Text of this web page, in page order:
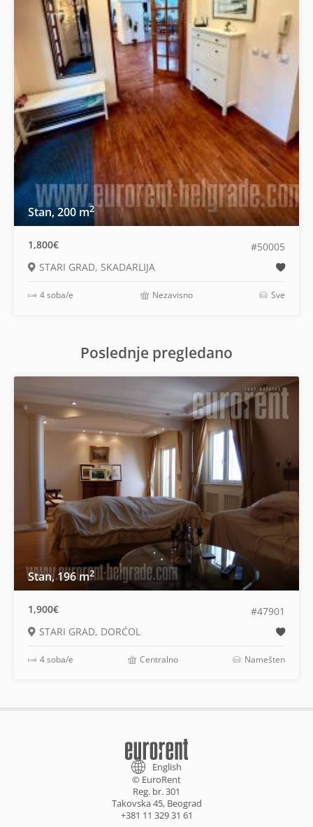
Stan, 200 m2
1,800€
#50005
STARI GRAD, SKADARLIJA
4 soba/e Nezavisno Sve
Poslednje pregledano
Stan, 196 m2
1,900€
#47901
STARI GRAD, DORĆOL
4 soba/e Centralno Namešten
English
© EuroRent
Reg. br. 301
Takovska 45, Beograd
+381 11 329 31 61